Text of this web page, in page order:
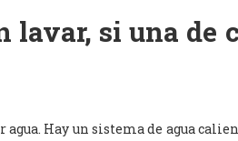
lavar, si una de
Hay un sistema de agua